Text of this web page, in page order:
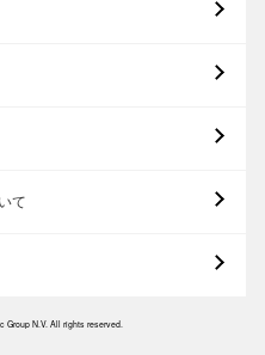
て
Group N.V. All rights reserved.